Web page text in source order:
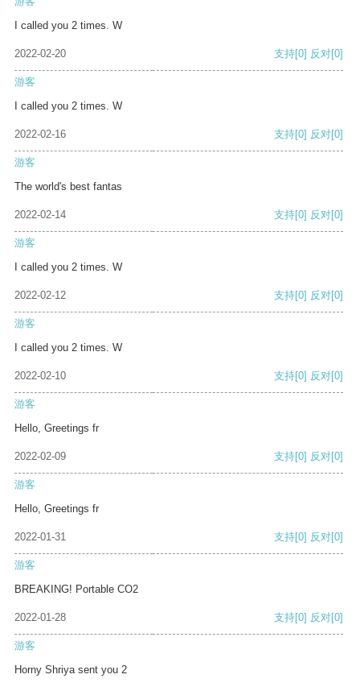
I called you 2 times. W
2022-02-20 支持[0] 反对[0]
游客
I called you 2 times. W
2022-02-16 支持[0] 反对[0]
游客
The world's best fantas
2022-02-14 支持[0] 反对[0]
游客
I called you 2 times. W
2022-02-12 支持[0] 反对[0]
游客
I called you 2 times. W
2022-02-10 支持[0] 反对[0]
游客
Hello, Greetings fr
2022-02-09 支持[0] 反对[0]
游客
Hello, Greetings fr
2022-01-31 支持[0] 反对[0]
游客
BREAKING! Portable CO2
2022-01-28 支持[0] 反对[0]
游客
Horny Shriya sent you 2